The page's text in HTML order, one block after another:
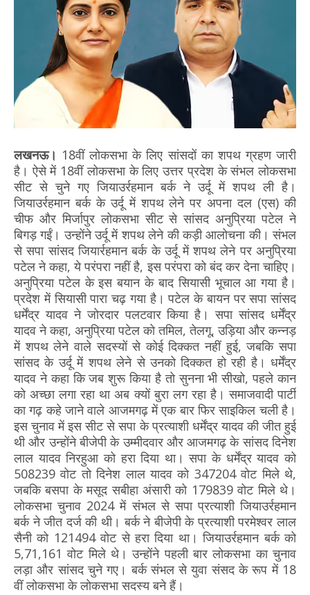
लखनऊ। 18वीं लोकसभा के लिए सांसदों का शपथ ग्रहण जारी
है। ऐसे में 18वीं लोकसभा के लिए उत्तर प्रदेश के संभल लोकसभा
सीट से चुने गए जियाउर्रहमान बर्क ने उर्दू में शपथ ली है।
जियाउर्रहमान बर्क के उर्दू में शपथ लेने पर अपना दल (एस) की
चीफ और मिर्जापुर लोकसभा सीट से सांसद अनुप्रिया पटेल ने
बिगड़ गईं। उन्होंने उर्दू में शपथ लेने की कड़ी आलोचना की। संभल
से सपा सांसद जियार्रहमान बर्क के उर्दू में शपथ लेने पर अनुप्रिया
पटेल ने कहा, ये परंपरा नहीं है, इस परंपरा को बंद कर देना चाहिए।
अनुप्रिया पटेल के इस बयान के बाद सियासी भूचाल आ गया है।
प्रदेश में सियासी पारा चढ़ गया है। पटेल के बायन पर सपा सांसद
धर्मेंद्र यादव ने जोरदार पलटवार किया है। सपा सांसद धर्मेंद्र
यादव ने कहा, अनुप्रिया पटेल को तमिल, तेलगू, उड़िया और कन्नड़
में शपथ लेने वाले सदस्यों से कोई दिक्कत नहीं हुई, जबकि सपा
सांसद के उर्दू में शपथ लेने से उनको दिक्कत हो रही है। धर्मेंद्र
यादव ने कहा कि जब शुरू किया है तो सुनना भी सीखो, पहले कान
को अच्छा लगा रहा था अब क्यों बुरा लग रहा है। समाजवादी पार्टी
का गढ़ कहे जाने वाले आजमगढ़ में एक बार फिर साइकिल चली है।
इस चुनाव में इस सीट से सपा के प्रत्याशी धर्मेंद्र यादव की जीत हुई
थी और उन्होंने बीजेपी के उम्मीदवार और आजमगढ़ के सांसद दिनेश
लाल यादव निरहुआ को हरा दिया था। सपा के धर्मेंद्र यादव को
508239 वोट तो दिनेश लाल यादव को 347204 वोट मिले थे,
जबकि बसपा के मसूद सबीहा अंसारी को 179839 वोट मिले थे।
लोकसभा चुनाव 2024 में संभल से सपा प्रत्याशी जियाउर्रहमान
बर्क ने जीत दर्ज की थी। बर्क ने बीजेपी के प्रत्याशी परमेश्वर लाल
सैनी को 121494 वोट से हरा दिया था। जियाउर्रहमान बर्क को
5,71,161 वोट मिले थे। उन्होंने पहली बार लोकसभा का चुनाव
लड़ा और सांसद चुने गए। बर्क संभल से युवा संसद के रूप में 18
वीं लोकसभा के लोकसभा सदस्य बने हैं।